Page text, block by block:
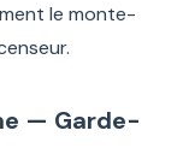
le monte-
— Garde-